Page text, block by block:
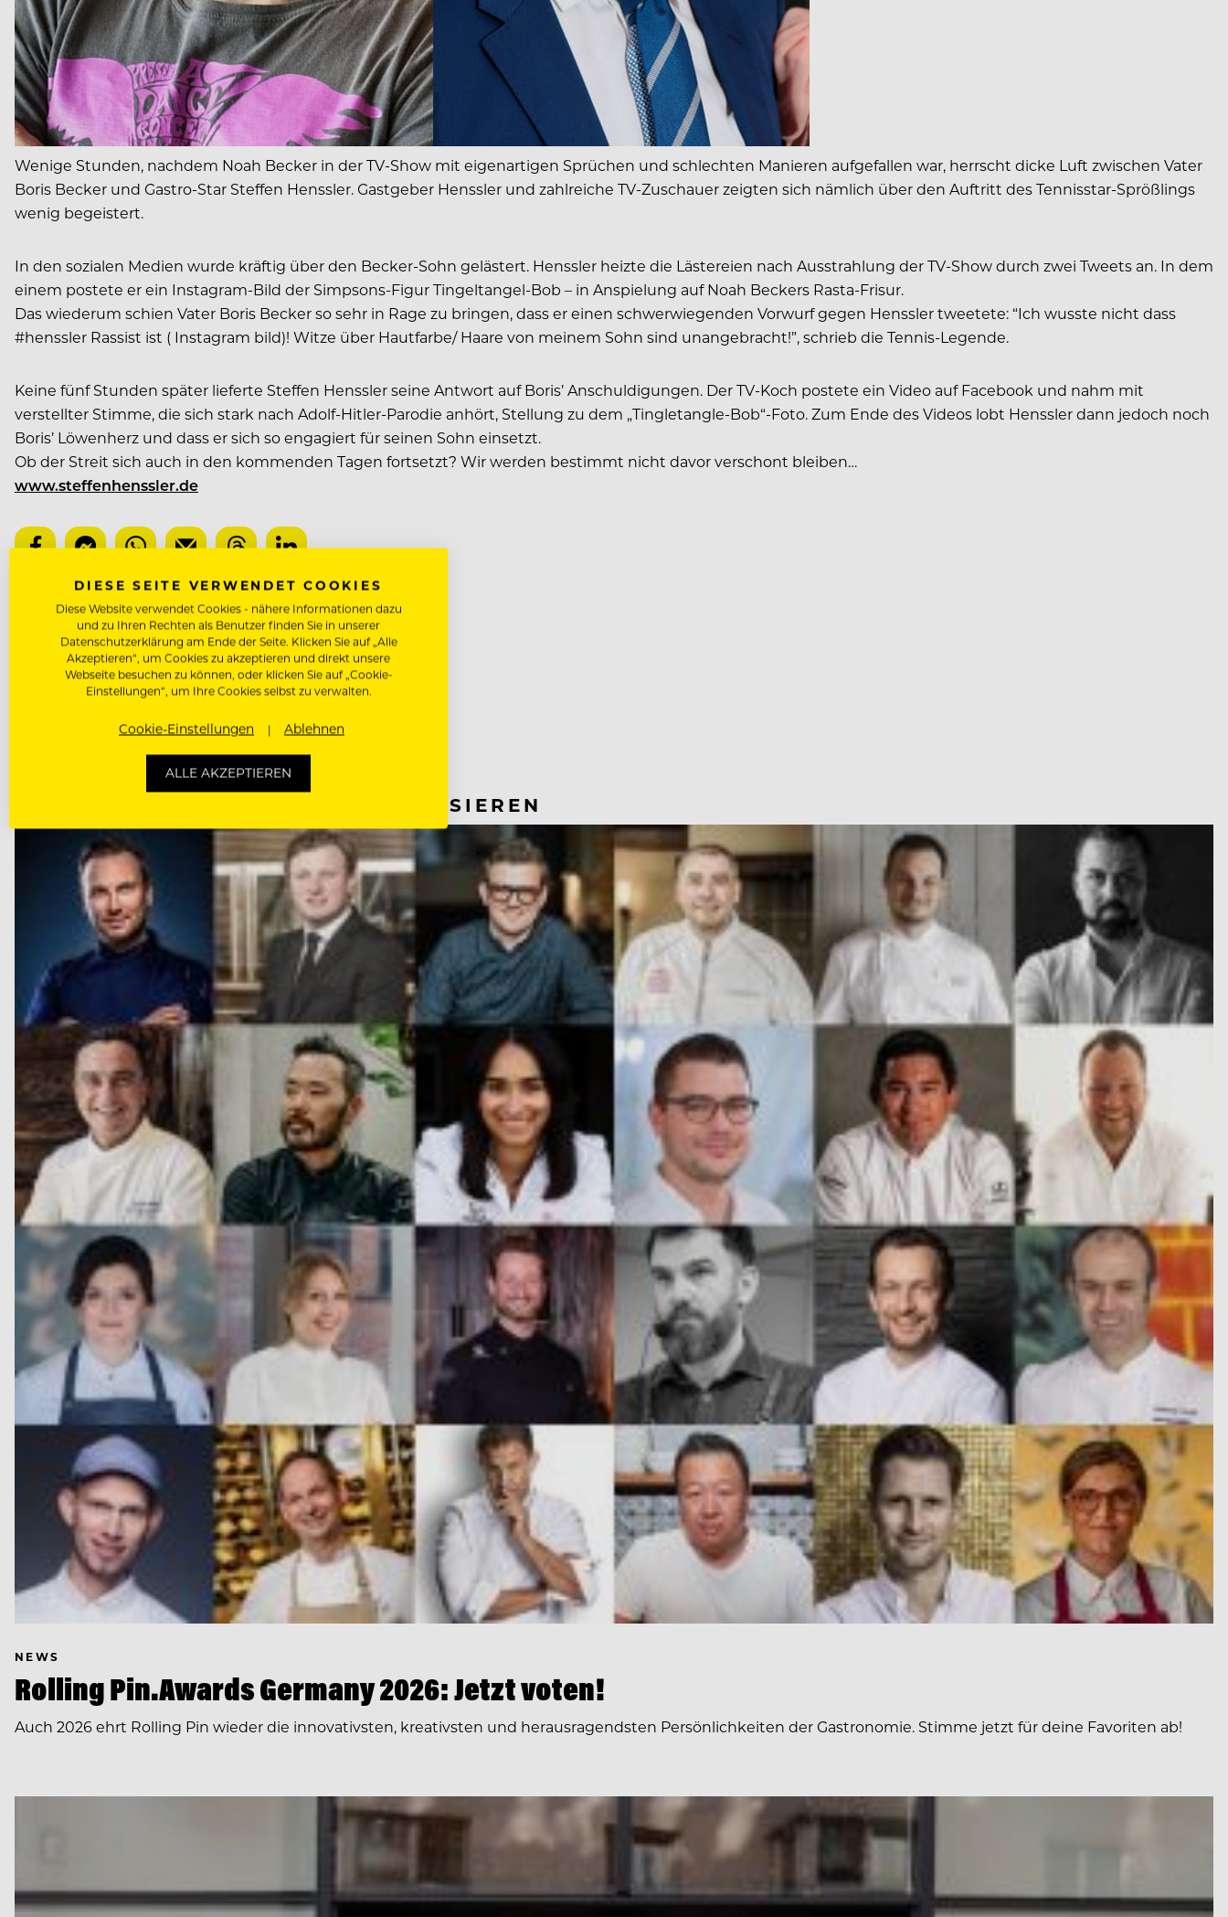
Wenige Stunden, nachdem Noah Becker in der TV-Show mit eigenartigen Sprüchen und schlechten Manieren aufgefallen war, herrscht dicke Luft zwischen Vater
Boris Becker und Gastro-Star Steffen Henssler. Gastgeber Henssler und zahlreiche TV-Zuschauer zeigten sich nämlich über den Auftritt des Tennisstar-Sprößlings
wenig begeistert.
In den sozialen Medien wurde kräftig über den Becker-Sohn gelästert. Henssler heizte die Lästereien nach Ausstrahlung der TV-Show durch zwei Tweets an. In dem
einem postete er ein Instagram-Bild der Simpsons-Figur Tingeltangel-Bob – in Anspielung auf Noah Beckers Rasta-Frisur.
Das wiederum schien Vater Boris Becker so sehr in Rage zu bringen, dass er einen schwerwiegenden Vorwurf gegen Henssler tweetete: “Ich wusste nicht dass
#henssler Rassist ist ( Instagram bild)! Witze über Hautfarbe/ Haare von meinem Sohn sind unangebracht!”, schrieb die Tennis-Legende.
Keine fünf Stunden später lieferte Steffen Henssler seine Antwort auf Boris’ Anschuldigungen. Der TV-Koch postete ein Video auf Facebook und nahm mit
verstellter Stimme, die sich stark nach Adolf-Hitler-Parodie anhört, Stellung zu dem „Tingletangle-Bob“-Foto. Zum Ende des Videos lobt Henssler dann jedoch noch
Boris’ Löwenherz und dass er sich so engagiert für seinen Sohn einsetzt.
Ob der Streit sich auch in den kommenden Tagen fortsetzt? Wir werden bestimmt nicht davor verschont bleiben…
www.steffenhenssler.de
STEFFEN HENSSLER
NÄCHSTER ARTIKEL
DAS KÖNNTE DICH AUCH INTERESSIEREN
NEWS
Rolling Pin.Awards Germany 2026: Jetzt voten!
Auch 2026 ehrt Rolling Pin wieder die innovativsten, kreativsten und herausragendsten Persönlichkeiten der Gastronomie. Stimme jetzt für deine Favoriten ab!
DIESE SEITE VERWENDET COOKIES
Diese Website verwendet Cookies - nähere Informationen dazu
und zu Ihren Rechten als Benutzer finden Sie in unserer
Datenschutzerklärung am Ende der Seite. Klicken Sie auf „Alle
Akzeptieren“, um Cookies zu akzeptieren und direkt unsere
Webseite besuchen zu können, oder klicken Sie auf „Cookie-
Einstellungen“, um Ihre Cookies selbst zu verwalten.
Cookie-Einstellungen Ablehnen
ALLE AKZEPTIEREN